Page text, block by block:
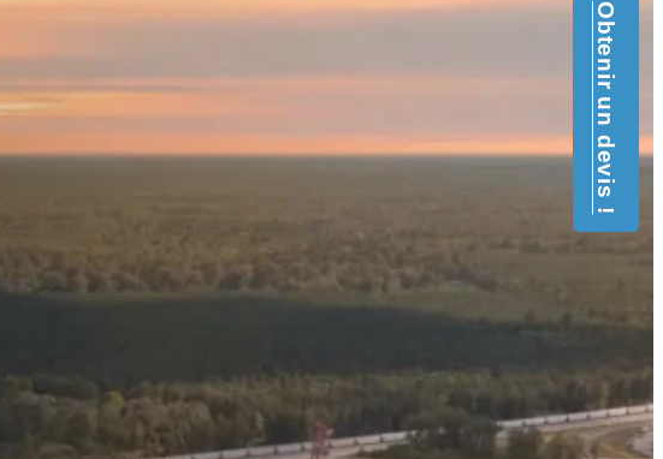
Obtenir un devis !